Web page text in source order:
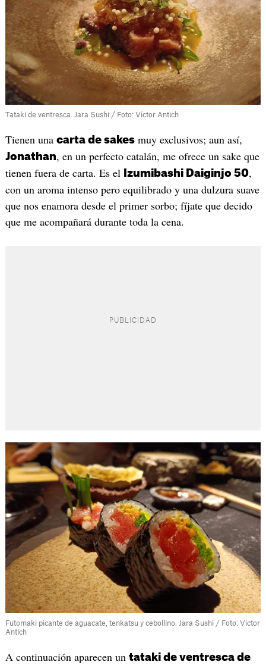
Tataki de ventresca. Jara Sushi / Foto: Víctor Antich
Tienen una carta de sakesmuy exclusivos; aun así,
Jonathan, en un perfecto catalán, me ofrece un sake que
tienen fuera de carta. Es el
Izumibashi Daiginjo 50,
con un aroma intenso pero equilibrado y una dulzura suave
que nos enamora desde el primer sorbo; fíjate que decido
que me acompañará durante toda la cena.
Futomaki picante de aguacate, tenkatsu y cebollino. Jara Sushi / Foto: Víctor
Antich
A continuación aparecen un tataki de ventresca de